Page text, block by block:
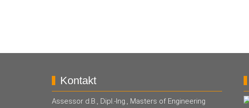
Kontakt
Assessor d.B., Dipl.-Ing., Masters of Engineering